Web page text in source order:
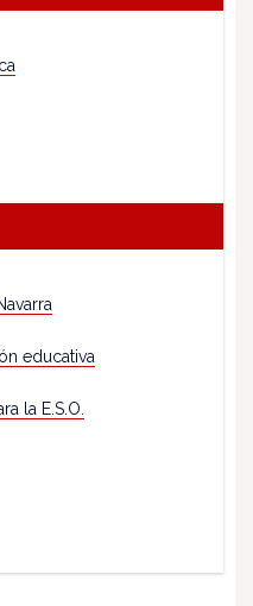
educativa
la E.S.O.